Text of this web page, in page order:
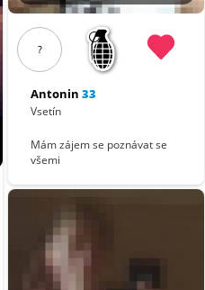
?
Antonin 33
Vsetín
Mám zájem se poznávat se
všemi